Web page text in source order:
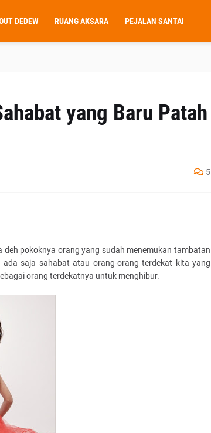
DEDEW RUANG AKSARA PEJALAN SANTAI
yang Baru Patah
5
pokoknya orang yang sudah menemukan tambatan
saja sahabat atau orang-orang terdekat kita yang
orang terdekatnya untuk menghibur.